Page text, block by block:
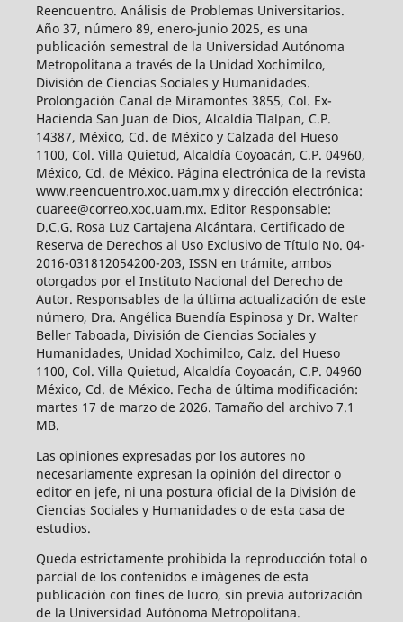
Reencuentro. Análisis de Problemas Universitarios.
Año 37, número 89, enero-junio 2025, es una
publicación semestral de la Universidad Autónoma
Metropolitana a través de la Unidad Xochimilco,
División de Ciencias Sociales y Humanidades.
Prolongación Canal de Miramontes 3855, Col. Ex-
Hacienda San Juan de Dios, Alcaldía Tlalpan, C.P.
14387, México, Cd. de México y Calzada del Hueso
1100, Col. Villa Quietud, Alcaldía Coyoacán, C.P. 04960,
México, Cd. de México. Página electrónica de la revista
www.reencuentro.xoc.uam.mx y dirección electrónica:
cuaree@correo.xoc.uam.mx. Editor Responsable:
D.C.G. Rosa Luz Cartajena Alcántara. Certificado de
Reserva de Derechos al Uso Exclusivo de Título No. 04-
2016-031812054200-203, ISSN en trámite, ambos
otorgados por el Instituto Nacional del Derecho de
Autor. Responsables de la última actualización de este
número, Dra. Angélica Buendía Espinosa y Dr. Walter
Beller Taboada, División de Ciencias Sociales y
Humanidades, Unidad Xochimilco, Calz. del Hueso
1100, Col. Villa Quietud, Alcaldía Coyoacán, C.P. 04960
México, Cd. de México. Fecha de última modificación:
martes 17 de marzo de 2026. Tamaño del archivo 7.1
MB.
Las opiniones expresadas por los autores no
necesariamente expresan la opinión del director o
editor en jefe, ni una postura oficial de la División de
Ciencias Sociales y Humanidades o de esta casa de
estudios.
Queda estrictamente prohibida la reproducción total o
parcial de los contenidos e imágenes de esta
publicación con fines de lucro, sin previa autorización
de la Universidad Autónoma Metropolitana.